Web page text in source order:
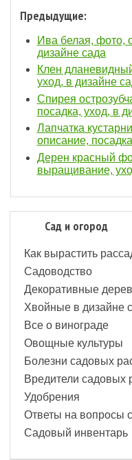
Предыдущие:
Ива белая, фото,
дизайне сада
Клен
уход, в дизайне
Спирея
посадка, уход, в
Лапчатка
описание,
Дерен красный
выращивание,
Сад и огород
Как вырастить
Садоводство
Декоративные
Хвойные в дизайне
Все о винограде
Овощные культуры
Болезни садовых
Вредители садовых
Удобрения
Ответы на вопросы
Садовый инвентарь